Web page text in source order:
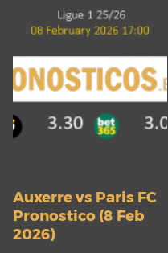
Auxerre vs Paris FC
Pronostico (8 Feb
2026)